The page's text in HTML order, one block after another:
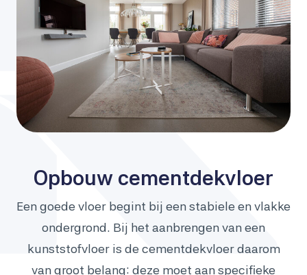
Opbouw cementdekvloer
Een goede vloer begint bij een stabiele en vlakke
ondergrond. Bij het aanbrengen van een
kunststofvloer is de cementdekvloer daarom
van groot belang: deze moet aan specifieke